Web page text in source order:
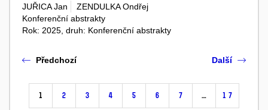
JUŘICA Jan
ZENDULKA Ondřej
Konferenční abstrakty
Rok: 2025, druh: Konferenční abstrakty
Předchozí
1 2 3 4 5 6 7 … 17
Další